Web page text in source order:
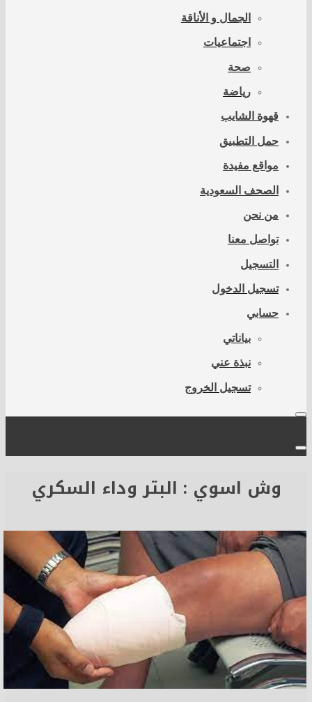
الجمال و الأناقة
اجتماعيات
صحة
رياضة
قهوة الشايب
حمل التطبيق
مواقع مفيدة
الصحف السعودية
من نحن
تواصل معنا
التسجيل
تسجيل الدخول
حسابي
بياناتي
نبذة عني
تسجيل الخروج
وش اسوي : البتر وداء السكري